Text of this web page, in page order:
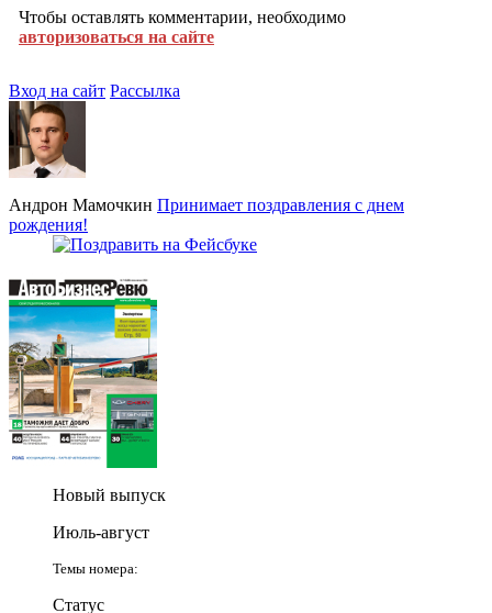
Чтобы оставлять комментарии, необходимо
авторизоваться на сайте
Вход на сайт Рассылка
Андрон Мамочкин Принимает поздравления с днем
рождения!
Новый выпуск
Июль-август
Темы номера:
Статус